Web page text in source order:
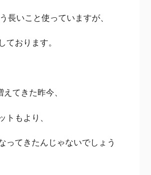
長いこと使っていますが、
ております。
てきた昨今、
トもより、
ってきたんじゃないでしょう